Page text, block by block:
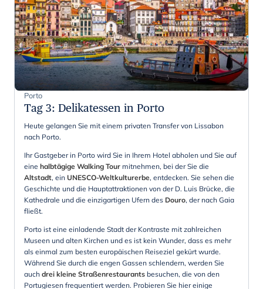
Porto
Tag 3: Delikatessen in Porto
Heute gelangen Sie mit einem privaten Transfer von Lissabon
nach Porto.
Ihr Gastgeber in Porto wird Sie in Ihrem Hotel abholen und Sie auf
eine halbtägige Walking Tour mitnehmen, bei der Sie die
Altstadt, ein UNESCO-Weltkulturerbe, entdecken. Sie sehen die
Geschichte und die Hauptattraktionen von der D. Luis Brücke, die
Kathedrale und die einzigartigen Ufern des Douro, der nach Gaia
fließt.
Porto ist eine einladende Stadt der Kontraste mit zahlreichen
Museen und alten Kirchen und es ist kein Wunder, dass es mehr
als einmal zum besten europäischen Reiseziel gekürt wurde.
Während Sie durch die engen Gassen schlendern, werden Sie
auch drei kleine Straßenrestaurants besuchen, die von den
Portugiesen frequentiert werden. Probieren Sie hier einige